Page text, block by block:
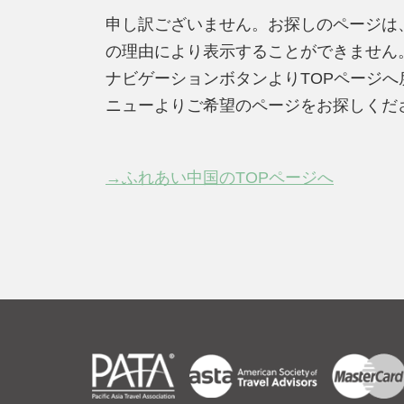
申し訳ございません。お探しのページ
の理由により表示することができません
ナビゲーションボタンよりTOPページ
ニューよりご希望のページをお探しくだ
→ふれあい中国のTOPページへ